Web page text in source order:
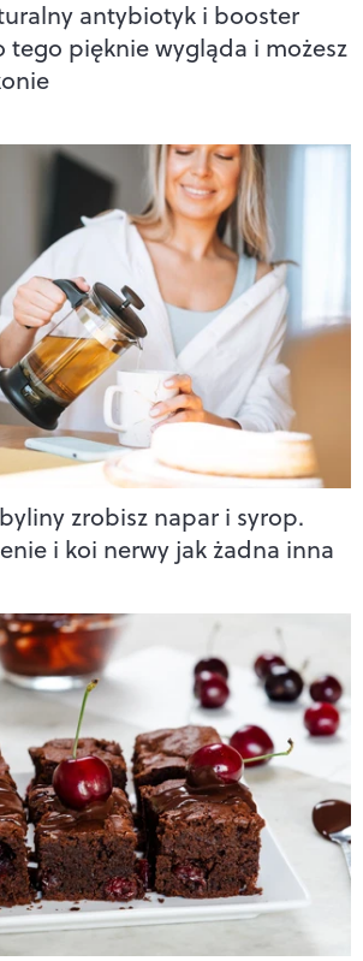
antybiotyk i booster
tego pięknie wygląda i możesz
zrobisz napar i syrop.
i koi nerwy jak żadna inna